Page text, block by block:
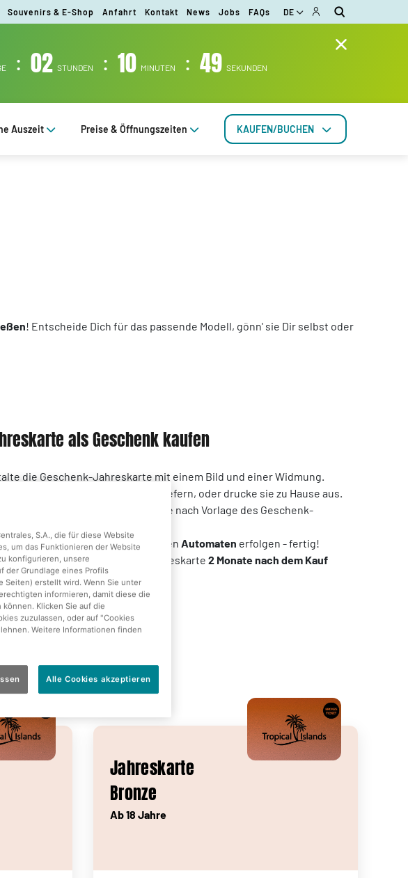
Souvenirs & E-Shop Anfahrt Kontakt News Jobs FAQs DE
: 02 STUNDEN : 10 MINUTEN : 48 SEKUNDEN
Auszeit Preise & Öffnungszeiten KAUFEN/BUCHEN
! Entscheide Dich für das passende Modell, gönn' sie Dir selbst oder
als Geschenk kaufen
die Geschenk-Jahreskarte mit einem Bild und einer Widmung.
sie an eine Adresse Deiner Wahl liefern, oder drucke sie zu Hause aus.
die Beschenkte erhält den QR-Code nach Vorlage des Geschenk-
kann der Check-In einfach an den Automaten erfolgen - fertig!
beachte, dass die Geschenk-Jahreskarte 2 Monate nach dem Kauf
aktiviertwird.
kaufen
Jahreskarte
Bronze
Ab 18 Jahre
S.A., die für diese Website
um das Funktionieren der Website
konfigurieren, unsere
der Grundlage eines Profils
Seiten) erstellt wird. Wenn Sie unter
informieren, damit diese die
Klicken Sie auf die
zuzulassen, oder auf "Cookies
Weitere Informationen finden
Alle Cookies akzeptieren